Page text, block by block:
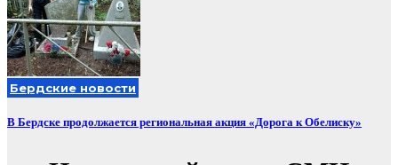
Бердские новости
В Бердске продолжается региональная акция «Дорога к Обелиску»